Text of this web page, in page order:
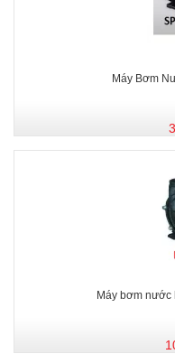
Máy Bơm
Máy bơm nước